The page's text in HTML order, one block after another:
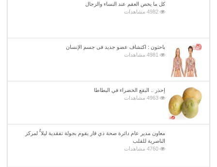
كل ما يخص العقم عند النساء والرجال
4982 مشاهدات
باحثون : اكتشاف عضو جديد فى جسم الإنسان
4981 مشاهدات
إحذر .. البقع الخضراء في البطاطا
4963 مشاهدات
معاون مدير عام دائرة صحة ذي قار يقوم بجولة تفقدية ليلا ًُ لمركز
الناصرية للقلب
4760 مشاهدات